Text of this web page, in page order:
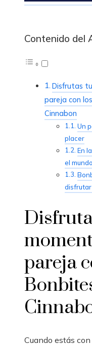
Contenido del
Disfrutas
pareja con
Cinnabon
Un
placer
En
el mundo
pareja
Cuando estás